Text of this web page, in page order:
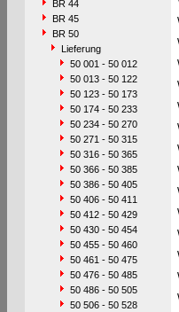
BR 44
BR 45
BR 50
Lieferung
50 001 - 50 012
50 013 - 50 122
50 123 - 50 173
50 174 - 50 233
50 234 - 50 270
50 271 - 50 315
50 316 - 50 365
50 366 - 50 385
50 386 - 50 405
50 406 - 50 411
50 412 - 50 429
50 430 - 50 454
50 455 - 50 460
50 461 - 50 475
50 476 - 50 485
50 486 - 50 505
50 506 - 50 528